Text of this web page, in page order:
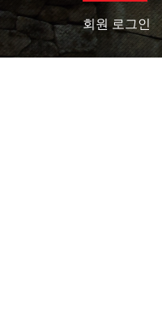
회원 로그인